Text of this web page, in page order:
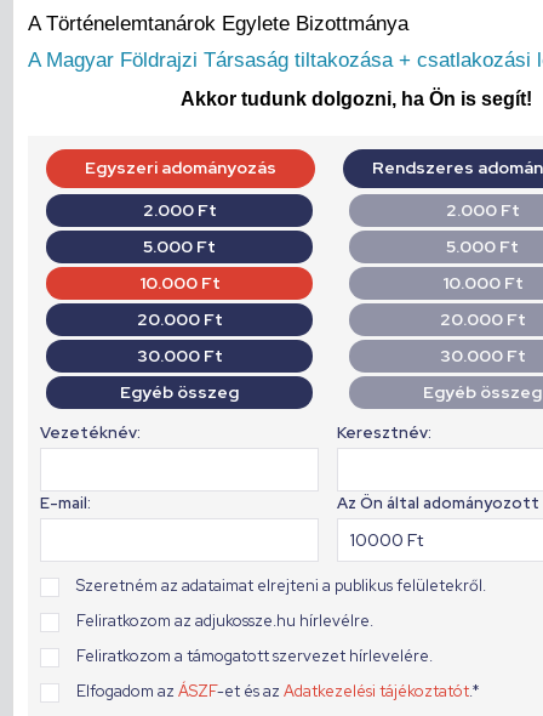
A Történelemtanárok Egylete Bizottmánya
A Magyar Földrajzi Társaság tiltakozása + csatlakozási
Akkor tudunk dolgozni, ha Ön is segít!